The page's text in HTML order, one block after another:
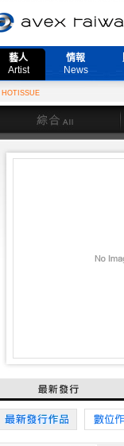
藝人
Artist
情報
News
HOTISSUE
綜合
最新發行
最新發行作品 數